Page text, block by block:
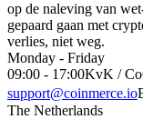
op de naleving van
gepaard gaan met
verlies, niet weg.
Monday - Friday
09:00 - 17:00KvK /
support@coinmerce.io
The Netherlands